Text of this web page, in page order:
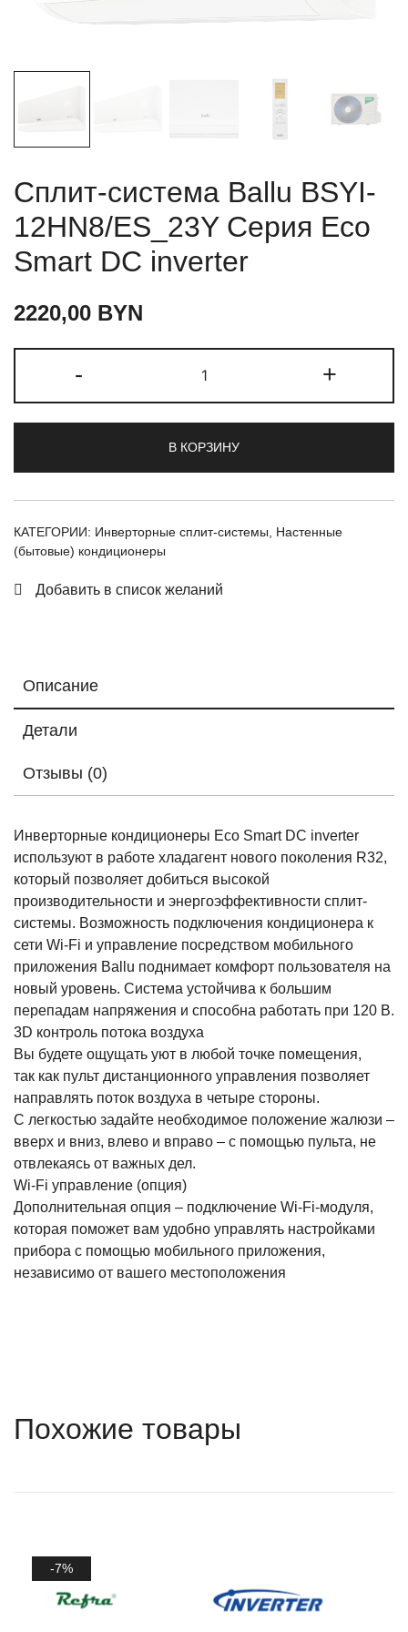
Сплит-система Ballu BSYI-
12HN8/ES_23Y Серия Eco
Smart DC inverter
2220,00 BYN
-
товара
Сплит-
система
Ballu
Eco
inverter
+
В КОРЗИНУ
КАТЕГОРИИ: Инверторные сплит-системы
Настенные
(бытовые) кондиционеры
Добавить в список желаний
Описание
Детали
Отзывы (0)
Инверторные кондиционеры Eco Smart DC inverter
используют в работе хладагент нового поколения R32,
который позволяет добиться высокой
производительности и энергоэффективности сплит-
системы. Возможность подключения кондиционера к
сети Wi-Fi и управление посредством мобильного
приложения Ballu поднимает комфорт пользователя на
новый уровень. Система устойчива к большим
перепадам напряжения и способна работать при 120 В.
3D контроль потока воздуха
Вы будете ощущать уют в любой точке помещения,
так как пульт дистанционного управления позволяет
направлять поток воздуха в четыре стороны.
С легкостью задайте необходимое положение жалюзи –
вверх и вниз, влево и вправо – с помощью пульта, не
отвлекаясь от важных дел.
Wi-Fi управление (опция)
Дополнительная опция ‒ подключение Wi-Fi-модуля,
которая поможет вам удобно управлять настройками
прибора с помощью мобильного приложения,
независимо от вашего местоположения
Похожие товары
-7%